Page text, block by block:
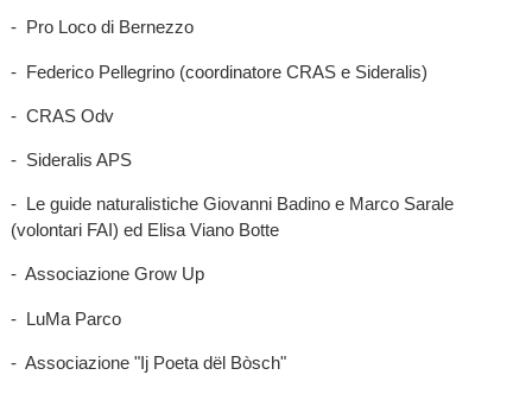
- Pro Loco di Bernezzo
- Federico Pellegrino (coordinatore CRAS e Sideralis)
- CRAS Odv
- Sideralis APS
- Le guide naturalistiche Giovanni Badino e Marco Sarale
(volontari FAI) ed Elisa Viano Botte
- Associazione Grow Up
- LuMa Parco
- Associazione "Ij Poeta dël Bòsch"